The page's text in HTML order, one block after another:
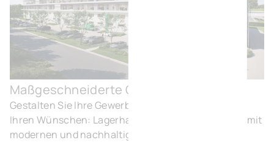
Maßgeschneiderte Gebäude
Gestalten Sie Ihre Gewerbeimmobilien ganz nach
Ihren Wünschen: Lagerhallen, Büros oder Labore – mit
modernen und nachhaltigen Lösungen.